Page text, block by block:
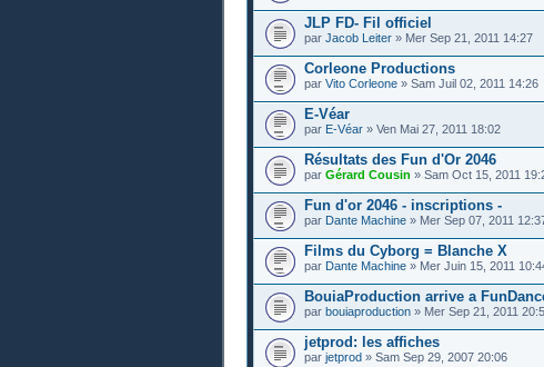
JLP FD- Fil officiel
par Jacob Leiter » Mer Sep 21, 2011 14:27
Corleone Productions
par Vito Corleone » Sam Juil 02, 2011 14:26
E-Véar
par E-Véar » Ven Mai 27, 2011 18:02
Résultats des Fun d'Or 2046
par Gérard Cousin » Sam Oct 15, 2011
Fun d'or 2046 - inscriptions -
par Dante Machine » Mer Sep 07, 2011
Films du Cyborg = Blanche X
par Dante Machine » Mer Juin 15, 2011
BouiaProduction arrive a
par bouiaproduction » Mer Sep 21, 2011
jetprod: les affiches
par jetprod » Sam Sep 29, 2007 20:06